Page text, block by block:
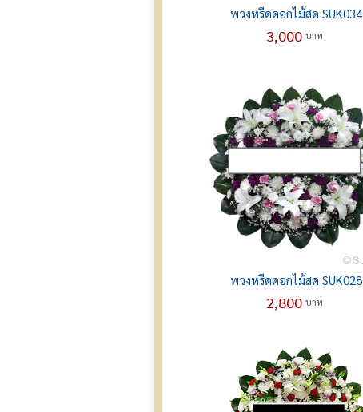
พวงหรีดดอกไม้สด SUK034
3,000 บาท
พวงหรีดดอกไม้สด SUK028
2,800 บาท